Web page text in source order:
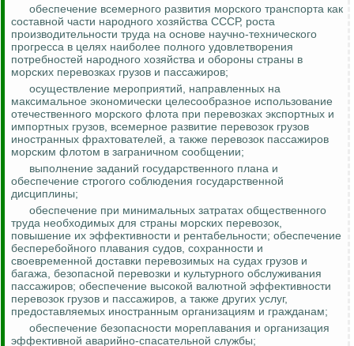
обеспечение всемерного развития морского транспорта как
составной части народного хозяйства СССР, роста
производительности труда на основе научно-технического
прогресса в целях наиболее полного удовлетворения
потребностей народного хозяйства и обороны страны в
морских перевозках грузов и пассажиров;
осуществление мероприятий, направленных на
максимальное экономически целесообразное использование
отечественного морского флота при перевозках экспортных и
импортных грузов, всемерное развитие перевозок грузов
иностранных фрахтователей, а также перевозок пассажиров
морским флотом в заграничном сообщении;
выполнение заданий государственного плана и
обеспечение строгого соблюдения государственной
дисциплины;
обеспечение при минимальных затратах общественного
труда необходимых для страны морских перевозок,
повышение их эффективности и рентабельности; обеспечение
бесперебойного плавания судов, сохранности и
своевременной доставки перевозимых на судах грузов и
багажа, безопасной перевозки и культурного обслуживания
пассажиров; обеспечение высокой валютной эффективности
перевозок грузов и пассажиров, а также других услуг,
предоставляемых иностранным организациям и гражданам;
обеспечение безопасности мореплавания и организация
эффективной аварийно-спасательной службы;